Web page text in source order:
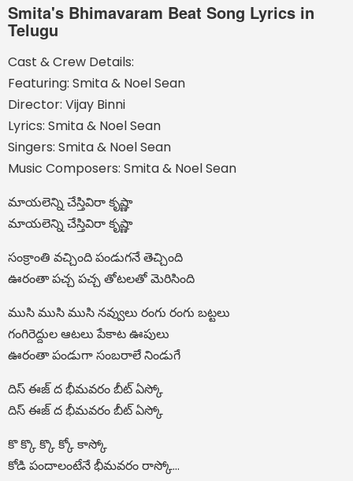
Smita's Bhimavaram Beat Song Lyrics in
Telugu
Cast & Crew Details:
Featuring: Smita & Noel Sean
Director: Vijay Binni
Lyrics: Smita & Noel Sean
Singers: Smita & Noel Sean
Music Composers: Smita & Noel Sean
మాయలెన్ని చేస్తివిరా కృష్ణా
మాయలెన్ని చేస్తివిరా కృష్ణా
సంక్రాంతి వచ్చింది పండుగనే తెచ్చింది
ఊరంతా పచ్చ పచ్చ తోటలతో మెరిసింది
ముసి ముసి ముసి నవ్వులు రంగు రంగు బట్టలు
గంగిరెద్దుల ఆటలు పేకాట ఊపులు
ఊరంతా పండుగా సంబరాలే నిండుగే
దిస్ ఈజ్ ద భీమవరం బీట్ ఏస్కో
దిస్ ఈజ్ ద భీమవరం బీట్ ఏస్కో
కొ క్కొ క్కొ క్కో కాస్కో
కోడి పందాలంటేనే భీమవరం రాస్కో…